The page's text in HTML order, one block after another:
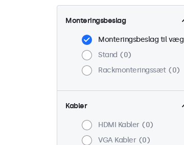
Monteringsbeslag
Monteringsbeslag til væg
Stand
0
Rackmonteringssæt
0
Kabler
HDMI Kabler
0
VGA Kabler
0